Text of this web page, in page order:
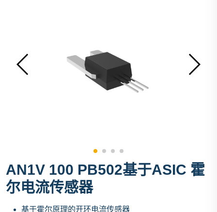
AN1V 100 PB502基于ASIC 霍
尔电流传感器
基于霍尔原理的开环电流传感器